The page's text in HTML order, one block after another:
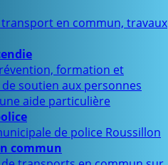
transport en commun, travaux
formation et
soutien aux personnes
aide particulière
de police Roussillon
commun